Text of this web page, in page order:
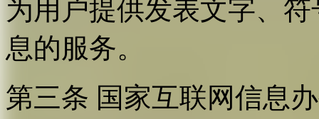
为用户提供发表文字、
息的服务。
第三条 国家互联网信息